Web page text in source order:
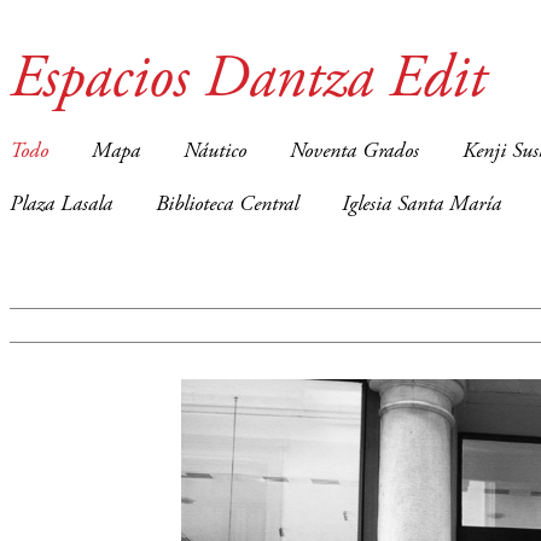
Espacios Dantza Edit
Todo Mapa Náutico Noventa Grados Kenji
Plaza Lasala Biblioteca Central Iglesia Santa María